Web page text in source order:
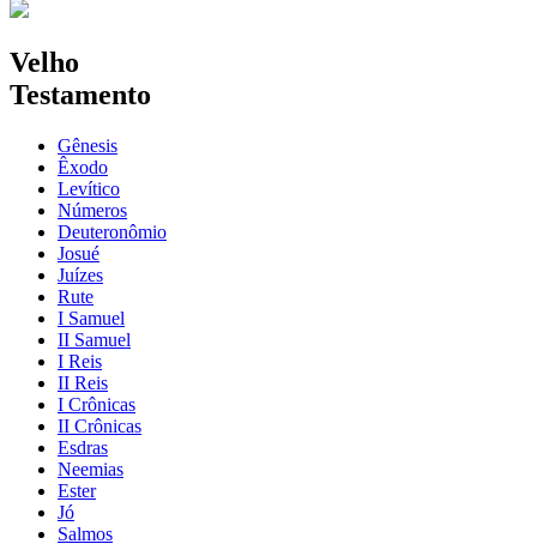
Velho
Testamento
Gênesis
Êxodo
Levítico
Números
Deuteronômio
Josué
Juízes
Rute
I Samuel
II Samuel
I Reis
II Reis
I Crônicas
II Crônicas
Esdras
Neemias
Ester
Jó
Salmos